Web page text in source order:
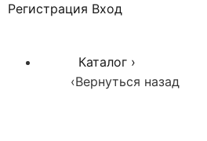
Регистрация Вход
Каталог ›
‹Вернуться назад